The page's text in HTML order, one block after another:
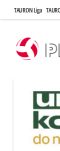
TAURON Liga